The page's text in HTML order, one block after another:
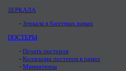
ЗЕРКАЛА
Зеркала в багетных рамах
ПОСТЕРЫ
Печать постеров
Коллекции постеров в рамах
Миниатюры